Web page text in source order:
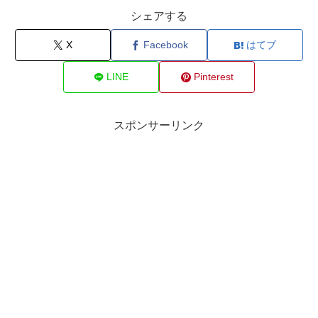
シェアする
X Facebook はてブ
LINE Pinterest
スポンサーリンク